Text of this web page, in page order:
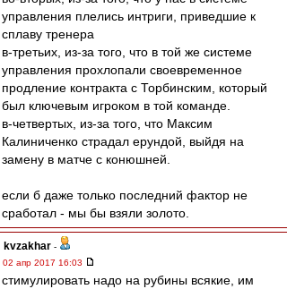
управления плелись интриги, приведшие к
сплаву тренера
в-третьих, из-за того, что в той же системе
управления прохлопали своевременное
продление контракта с Торбинским, который
был ключевым игроком в той команде.
в-четвертых, из-за того, что Максим
Калиниченко страдал ерундой, выйдя на
замену в матче с конюшней.
если б даже только последний фактор не
сработал - мы бы взяли золото.
kvzakhar -
02 апр 2017 16:03
стимулировать надо на рубины всякие, им